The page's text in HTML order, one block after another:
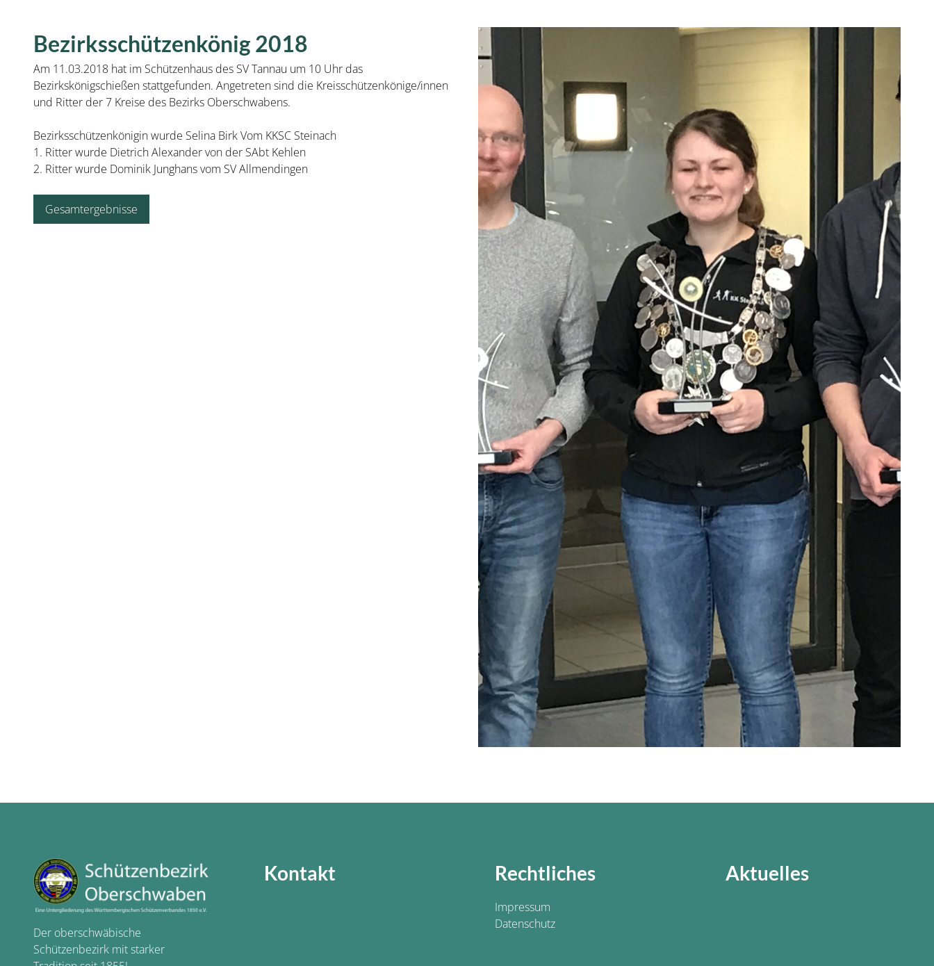
Bezirksschützenkönig 2018
Am 11.03.2018 hat im Schützenhaus des SV Tannau um 10 Uhr das
Bezirkskönigschießen stattgefunden. Angetreten sind die Kreisschützenkönige/innen
und Ritter der 7 Kreise des Bezirks Oberschwabens.
Bezirksschützenkönigin wurde Selina Birk Vom KKSC Steinach
1. Ritter wurde Dietrich Alexander von der SAbt Kehlen
2. Ritter wurde Dominik Junghans vom SV Allmendingen
Gesamtergebnisse
Der oberschwäbische
Schützenbezirk mit starker
Kontakt Rechtliches
Impressum
Datenschutz
Aktuelles